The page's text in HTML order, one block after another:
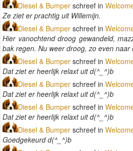
Diesel & Bumper schreef in
Ze ziet er prachtig uit Willemijn.
Diesel & Bumper schreef in
Hier vanochtend droog gewandeld,
bak regen. Nu weer droog, zo even naar
Diesel & Bumper schreef in
Dat ziet er heerlijk relaxt uit d(^_^)b
Diesel & Bumper schreef in
Dat ziet er heerlijk relaxt uit d(^_^)b
Diesel & Bumper schreef in
Dat ziet er heerlijk relaxt uit d(^_^)b
Diesel & Bumper schreef in
Goedgekeurd d(^_^)b